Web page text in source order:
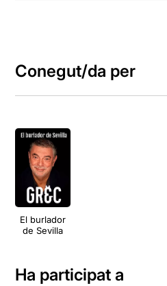
Conegut/da per
El burlador
de Sevilla
Ha participat a